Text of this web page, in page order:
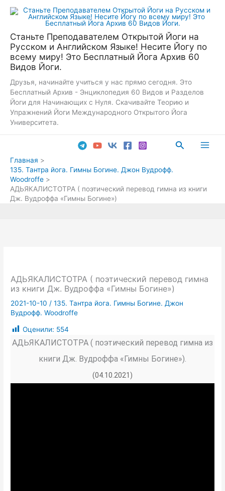
Перейти
Станьте Преподавателем Открытой Йоги на
Русском и Английском Языке! Несите Йогу по
всему миру! Это Бесплатный Йога Архив 60
Видов Йоги.
Друзья, начинайте учиться у нас прямо сегодня. Это
Бесплатный Архив - Энциклопедия 60 Видов и Разделов
Йоги для Начинающих с Нуля. Скачивайте Теорию и
Упражнений Йоги Международного Открытого Йога
Университета.
Поиск
Главная
135. Тантра йога. Гимны Богине. Джон Вудрофф.
Woodroffe
АДЬЯКАЛИСТОТРА ( поэтический перевод гимна из книги
Дж. Вудроффа «Гимны Богине»)
АДЬЯКАЛИСТОТРА ( поэтический перевод гимна
из книги Дж. Вудроффа «Гимны Богине»)
2021-10-10 /135. Тантра йога. Гимны Богине. Джон
Вудрофф. Woodroffe
Оценили: 554
АДЬЯКАЛИСТОТРА ( поэтический перевод гимна из
книги Дж. Вудроффа «Гимны Богине»).
(04.10.2021)